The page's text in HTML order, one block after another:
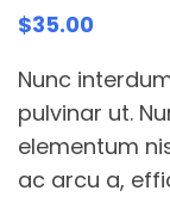
$35.00
Nunc
pulvinar ut.
elementum
ac arcu a,